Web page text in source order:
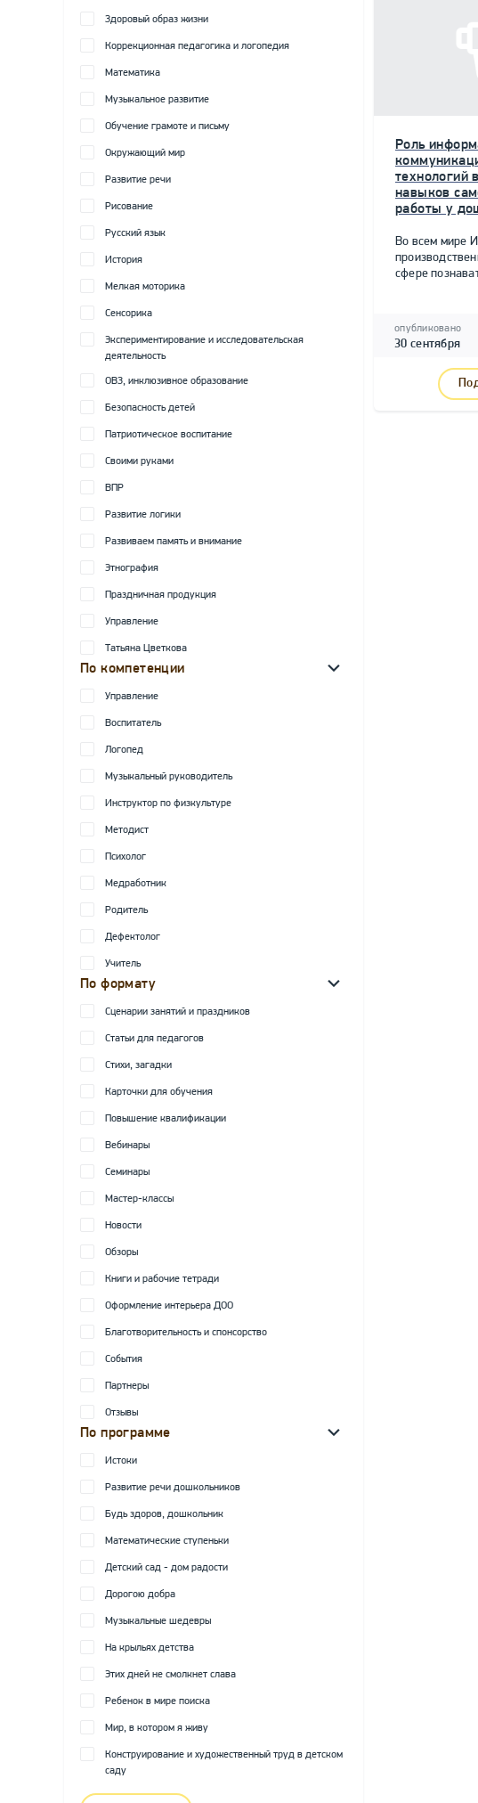
Здоровый образ жизни
Коррекционная педагогика и логопедия
Математика
Музыкальное развитие
Обучение грамоте и письму
Окружающий мир
Развитие речи
Рисование
Русский язык
История
Мелкая моторика
Сенсорика
Экспериментирование и исследовательская
деятельность
ОВЗ, инклюзивное образование
Безопасность детей
Патриотическое воспитание
Своими руками
ВПР
Развитие логики
Развиваем память и внимание
Этнография
Праздничная продукция
Управление
Татьяна Цветкова
По компетенции
Управление
Воспитатель
Логопед
Музыкальный руководитель
Инструктор по физкультуре
Методист
Психолог
Медработник
Родитель
Дефектолог
Учитель
По формату
Сценарии занятий и праздников
Статьи для педагогов
Стихи, загадки
Карточки для обучения
Повышение квалификации
Вебинары
Семинары
Мастер-классы
Новости
Обзоры
Книги и рабочие тетради
Оформление интерьера ДОО
Благотворительность и спонсорство
События
Партнеры
Отзывы
По программе
Истоки
Развитие речи дошкольников
Будь здоров, дошкольник
Математические ступеньки
Детский сад - дом радости
Дорогою добра
Музыкальные шедевры
На крыльях детства
Этих дней не смолкнет слава
Ребенок в мире поиска
Мир, в котором я живу
Конструирование и художественный труд в детском
саду
Роль
технологий
навыков
работы у
Во всем мире
сфере
опубликовано
30 сентября